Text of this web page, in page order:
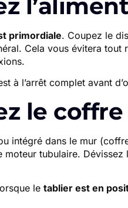
primordiale. Coupez le
Cela vous évitera tout
à l’arrêt complet avant
le
intégré dans le mur
moteur tubulaire.
le tablier est en